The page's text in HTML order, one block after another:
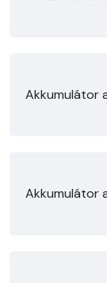
Akkumulátor
Akkumulátor